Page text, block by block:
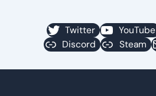
Twitter YouTube
Discord
Steam